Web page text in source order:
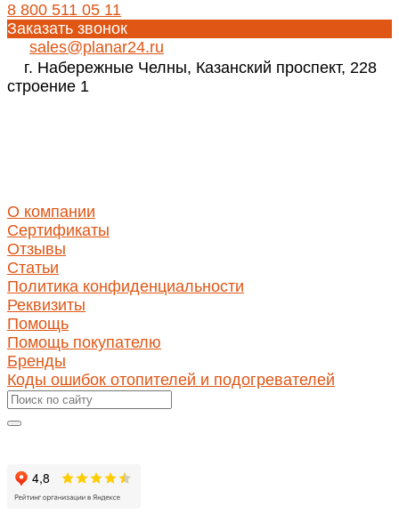
8 800 511 05 11
Заказать звонок
sales@planar24.ru
г. Набережные Челны, Казанский проспект, 228
строение 1
О компании
Сертификаты
Отзывы
Статьи
Политика конфиденциальности
Реквизиты
Помощь
Помощь покупателю
Бренды
Коды ошибок отопителей и подогревателей